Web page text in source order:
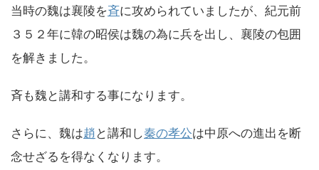
当時の魏は襄陵を斉に攻められていましたが、紀元前
３５２年に韓の昭侯は魏の為に兵を出し、襄陵の包囲
を解きました。
斉も魏と講和する事になります。
さらに、魏は趙 と講和し秦の孝公は中原への進出を断
念せざるを得なくなります。